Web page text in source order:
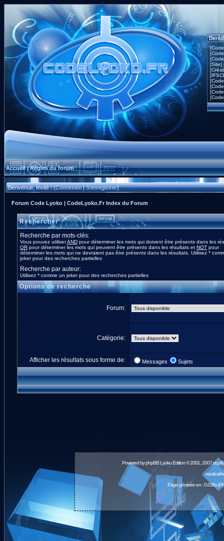
[Site]
Accueil|Règles du forum
Bienvenue, Invité ! (Connexion|S'enregistrer)
Forum Code Lyoko | CodeLyoko.Fr Index du Forum
Rechercher
Recherche par mots-clés:
Vous pouvez utiliserANDpour déterminer les mots qui doivent être présents dans les
ORpour déterminer les mots qui peuvent être présents dans les résultats et NOTpour
déterminer les mots qui ne devraient pas être présents dans les résultats. Utilisez *
joker pour des recherches partielles
Recherche par auteur:
Utilisez * comme un joker pour des recherches partielles
Options de recherche
Forum:
Catégorie:
Afficher les résultats sous forme de: Messages Sujets
Powered byphpBBLyoko Edition © 2001, 2007
Page générée en : 0.036s